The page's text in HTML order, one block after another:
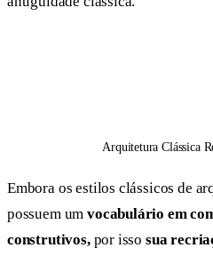
Arquitetura Clássica
Embora os estilos clássicos de
possuem umvocabulário em
construtivos,por isso sua